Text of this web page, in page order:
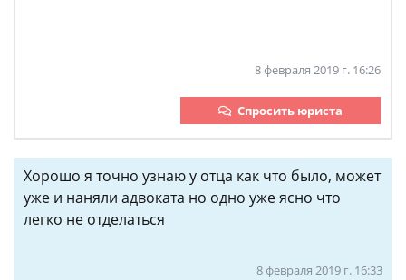
8 февраля 2019 г. 16:26
Спросить юриста
Хорошо я точно узнаю у отца как что было, может
уже и наняли адвоката но одно уже ясно что
легко не отделаться
8 февраля 2019 г. 16:33